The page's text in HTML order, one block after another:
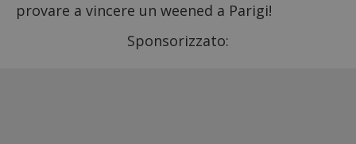
provare a vincere un weened a Parigi!
Sponsorizzato: